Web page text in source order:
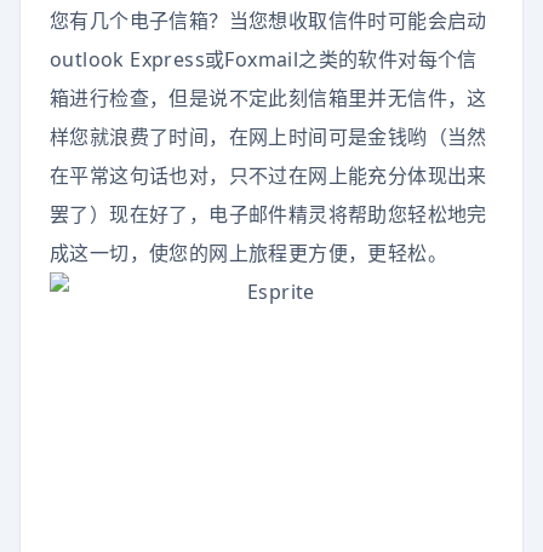
您有几个电子信箱？当您想收取信件时可能会启动
outlook Express或Foxmail之类的软件对每个信
箱进行检查，但是说不定此刻信箱里并无信件，这
样您就浪费了时间，在网上时间可是金钱哟（当然
在平常这句话也对，只不过在网上能充分体现出来
罢了）现在好了，电子邮件精灵将帮助您轻松地完
成这一切，使您的网上旅程更方便，更轻松。